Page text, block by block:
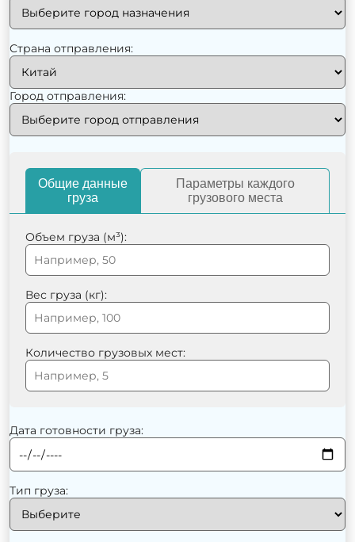
Страна отправления:
Город отправления:
Общие данные
груза
Параметры каждого
грузового места
Объем груза (м³):
Вес груза (кг):
Количество грузовых мест:
Дата готовности груза:
Тип груза: